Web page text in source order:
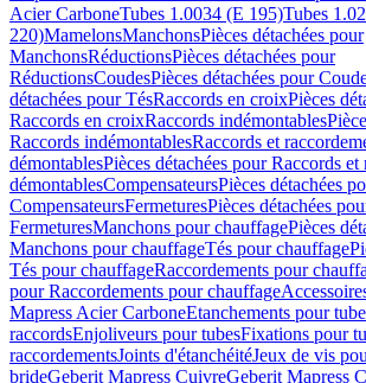
Acier CarboneTubes 1.0034 (E 195)Tubes
220)MamelonsManchonsPièces détachées pour
ManchonsRéductionsPièces détachées pour
RéductionsCoudesPièces détachées pour
détachées pour TésRaccords en croixPièces
Raccords en croixRaccords indémontables
Raccords indémontablesRaccords et
démontablesPièces détachées pour Raccords et
démontablesCompensateursPièces détachées
CompensateursFermeturesPièces détachées
FermeturesManchons pour chauffagePièces
Manchons pour chauffageTés pour chauffage
Tés pour chauffageRaccordements pour
pour Raccordements pour chauffage
Mapress Acier CarboneEtanchements pour
raccordsEnjoliveurs pour tubesFixations pour
raccordementsJoints d'étanchéitéJeux de vis
brideGeberit Mapress CuivreGeberit Mapress